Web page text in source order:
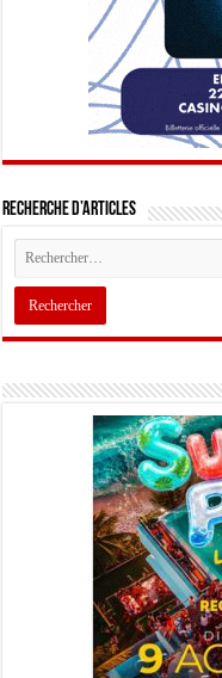
Recherche d’articles